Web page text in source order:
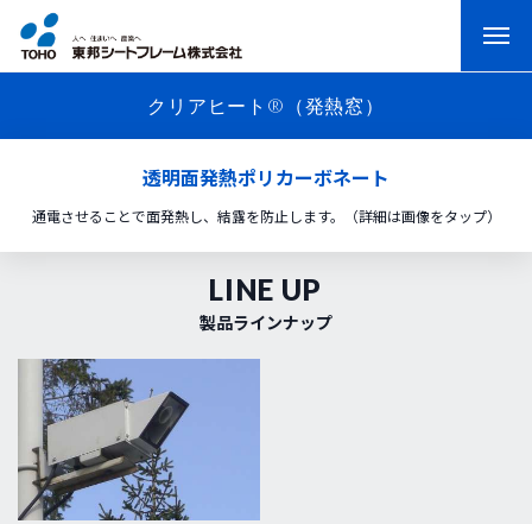
クリアヒート®（発熱窓）
透明面発熱ポリカーボネート
通電させることで面発熱し、結露を防止します。（詳細は画像をタップ）
LINE UP
製品ラインナップ